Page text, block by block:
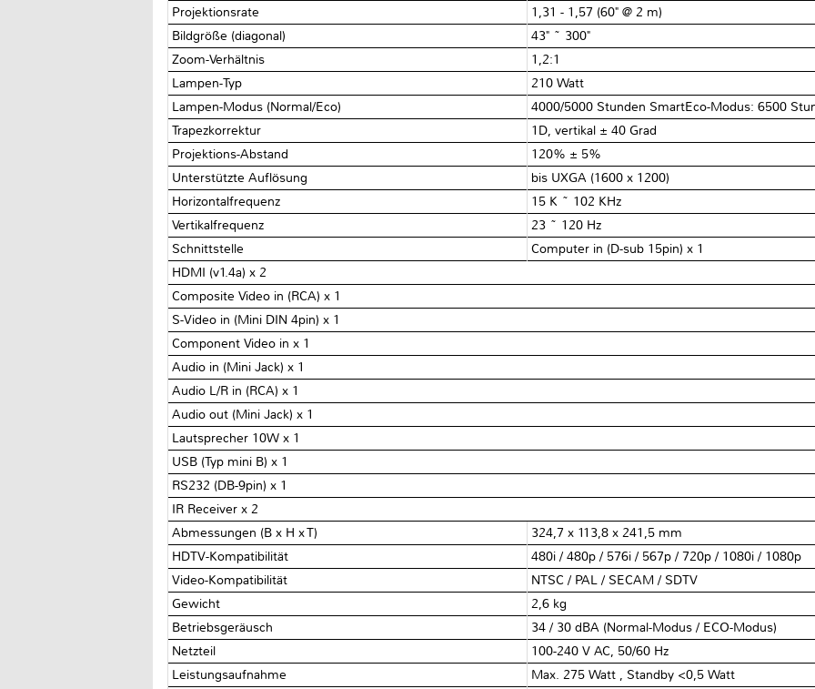
Projektionsrate
1,31 - 1,57 (60" @ 2 m)
Bildgröße (diagonal)
43" ~ 300"
Zoom-Verhältnis
1,2:1
Lampen-Typ
210 Watt
Lampen-Modus (Normal/Eco)
4000/5000 Stunden SmartEco-Modus: 6500
Trapezkorrektur
1D, vertikal ± 40 Grad
Projektions-Abstand
120% ± 5%
Unterstützte Auflösung
bis UXGA (1600 x 1200)
Horizontalfrequenz
15 K ~ 102 KHz
Vertikalfrequenz
23 ~ 120 Hz
Schnittstelle
Computer in (D-sub 15pin) x 1
HDMI (v1.4a) x 2
Composite Video in (RCA) x 1
S-Video in (Mini DIN 4pin) x 1
Component Video in x 1
Audio in (Mini Jack) x 1
Audio L/R in (RCA) x 1
Audio out (Mini Jack) x 1
Lautsprecher 10W x 1
USB (Typ mini B) x 1
RS232 (DB-9pin) x 1
IR Receiver x 2
Abmessungen (B x H x T)
324,7 x 113,8 x 241,5 mm
HDTV-Kompatibilität
480i / 480p / 576i / 567p / 720p / 1080i / 1080p
Video-Kompatibilität
NTSC / PAL / SECAM / SDTV
Gewicht
2,6 kg
Betriebsgeräusch
34 / 30 dBA (Normal-Modus / ECO-Modus)
Netzteil
100-240 V AC, 50/60 Hz
Leistungsaufnahme
Max. 275 Watt , Standby <0,5 Watt